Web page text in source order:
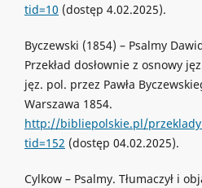
tid=10 (dostęp 4.02.2025).
Byczewski (1854) – Psalmy
Przekład dosłownie z osnowy
jęz. pol. przez Pawła
Warszawa 1854.
http://bibliepolskie.pl/
tid=152 (dostęp 04.02.2025).
Cylkow – Psalmy. Tłumaczył i